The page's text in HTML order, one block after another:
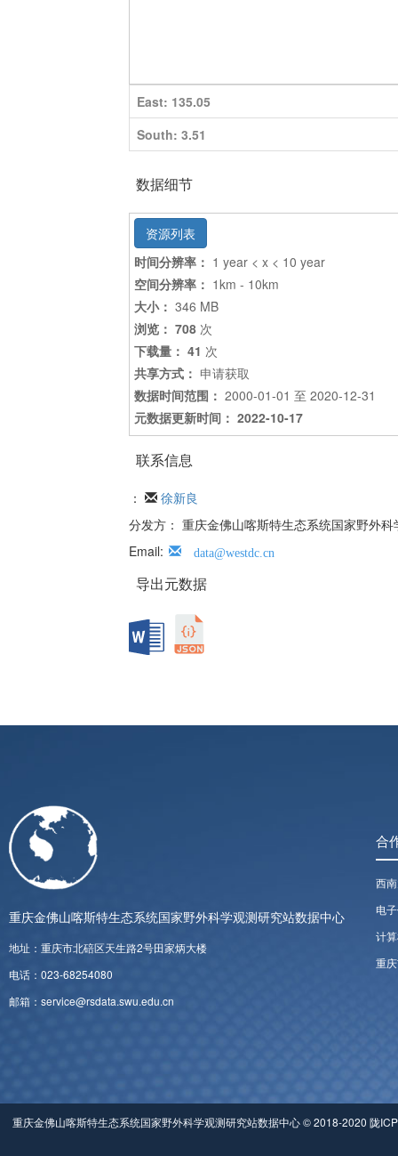
East: 135.05
South: 3.51
数据细节
资源列表
时间分辨率： 1 year < x < 10 year
空间分辨率： 1km - 10km
大小： 346 MB
浏览： 708 次
下载量： 41 次
共享方式： 申请获取
数据时间范围： 2000-01-01 至 2020-12-31
元数据更新时间： 2022-10-17
联系信息
：
徐新良
分发方： 重庆金佛山喀斯特生态系统国家野外
Email:
data@westdc.cn
导出元数据
重庆金佛山喀斯特生态系统国家野外科学观测研究站数据中心
地址：重庆市北碚区天生路2号田家炳大楼
电话：023-68254080
邮箱：service@rsdata.swu.edu.cn
合
西
电
计
重
重庆金佛山喀斯特生态系统国家野外科学观测研究站数据中心 © 2018-2020 陇